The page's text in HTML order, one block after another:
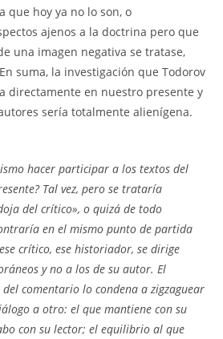
que hoy ya no lo son, o
ajenos a la doctrina pero que
una imagen negativa se tratase,
suma, la investigación que Todorov
directamente en nuestro presente y
sería totalmente alienígena.
hacer participar a los textos del
Tal vez, pero se trataría
del crítico», o quizá de todo
en el mismo punto de partida
crítico, ese historiador, se dirige
y no a los de su autor. El
comentario lo condena a zigzaguear
a otro: el que mantiene con su
con su lector; el equilibrio al que